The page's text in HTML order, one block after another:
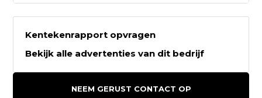
Contactgegevens Vaartland.nl
Vaartland.nl
Kentekenrapport opvragen
Bekijk alle advertenties van dit bedrijf
NEEM GERUST CONTACT OP